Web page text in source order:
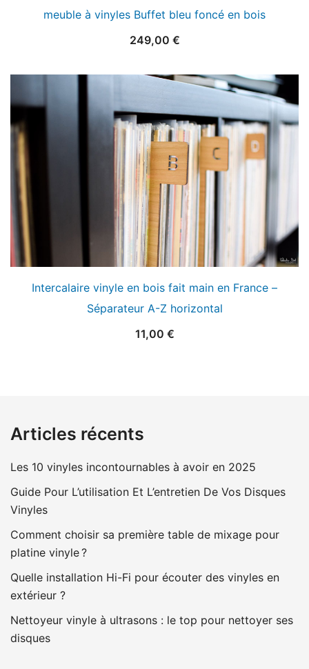
meuble à vinyles Buffet bleu foncé en bois
249,00 €
Intercalaire vinyle en bois fait main en France –
Séparateur A-Z horizontal
11,00 €
Articles récents
Les 10 vinyles incontournables à avoir en 2025
Guide Pour L’utilisation Et L’entretien De Vos Disques
Vinyles
Comment choisir sa première table de mixage pour
platine vinyle ?
Quelle installation Hi-Fi pour écouter des vinyles en
extérieur ?
Nettoyeur vinyle à ultrasons : le top pour nettoyer ses
disques